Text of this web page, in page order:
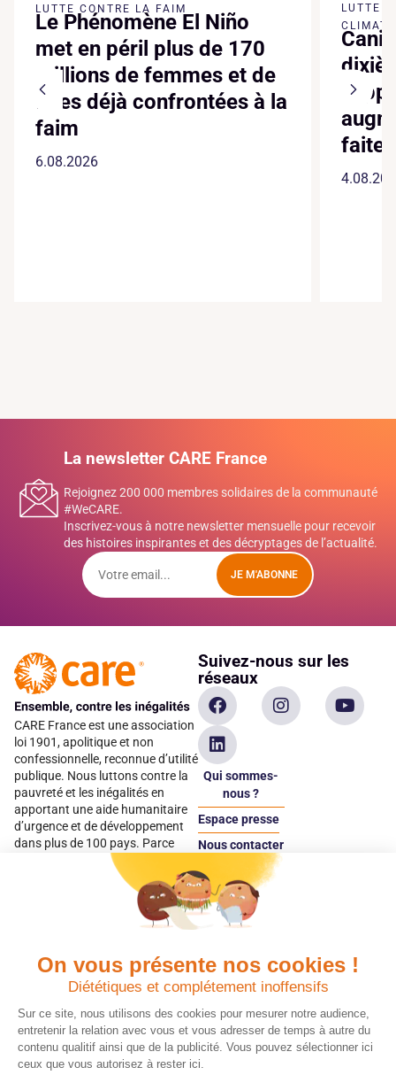
On vous présente nos cookies !
Diététiques et complétement inoffensifs
Sur ce site, nous utilisons des cookies pour mesurer notre audience,
entretenir la relation avec vous et vous adresser de temps à autre du
contenu qualitif ainsi que de la publicité. Vous pouvez sélectionner ici
ceux que vous autorisez à rester ici.
LUTTE CONTRE LA FAIM
Le Phénomène El Niño
met en péril plus de 170
millions de femmes et de
filles déjà confrontées à la
faim
6.08.2026
LUTTE
La newsletter CARE France
Rejoignez 200 000 membres solidaires de la communauté
#WeCARE.
Inscrivez-vous à notre newsletter mensuelle pour recevoir
des histoires inspirantes et des décryptages de l’actualité.
JE M'ABONNE
CARE France est une association
loi 1901, apolitique et non
confessionnelle, reconnue d’utilité
publique. Nous luttons contre la
pauvreté et les inégalités en
apportant une aide humanitaire
d’urgence et de développement
dans plus de 100 pays. Parce
qu’elles sont les premières
victimes des inégalités, CARE met
les femmes et les filles au cœur
Suivez-nous sur les
réseaux
Qui sommes-
nous ?
Espace presse
Nous contacter
Espace
donateur
Quels avantages fiscaux ?
Chaque don effectué à une
association reconnue d’utilité
publique comme CARE, est
déductible jusqu’à 75 % de l’impôt
sur le revenu. Modalités de
Donner en confiance
Vos dons sont
déductibles à 75 % de
vos impôts. Depuis
plus de 15 ans, CARE
France est une